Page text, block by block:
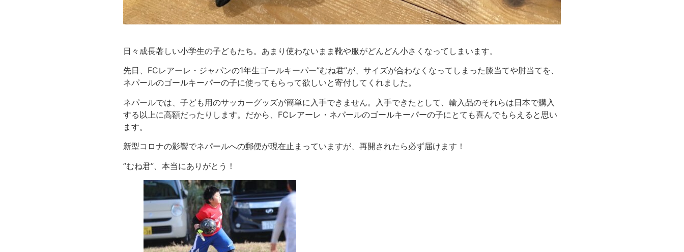
日々成長著しい小学生の子どもたち。あまり使わないまま靴や服がどんどん小さくなってしまいます。
先日、FCレアーレ・ジャパンの1年生ゴールキーパー”むね君”が、サイズが合わなくなってしまった膝当てや肘当てを、
ネパールのゴールキーパーの子に使ってもらって欲しいと寄付してくれました。
ネパールでは、子ども用のサッカーグッズが簡単に入手できません。入手できたとして、輸入品のそれらは日本で購入
する以上に高額だったりします。だから、FCレアーレ・ネパールのゴールキーパーの子にとても喜んでもらえると思い
ます。
新型コロナの影響でネパールへの郵便が現在止まっていますが、再開されたら必ず届けます！
”むね君”、本当にありがとう！